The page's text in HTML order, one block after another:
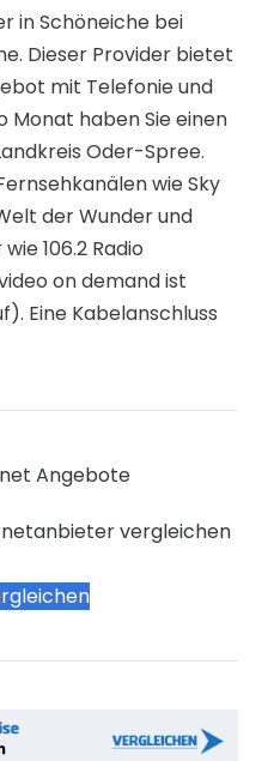
in Schöneiche bei
Dieser Provider bietet
mit Telefonie und
Monat haben Sie einen
Oder-Spree.
wie Sky
der Wunder und
106.2 Radio
on demand ist
Eine Kabelanschluss
Angebote
vergleichen